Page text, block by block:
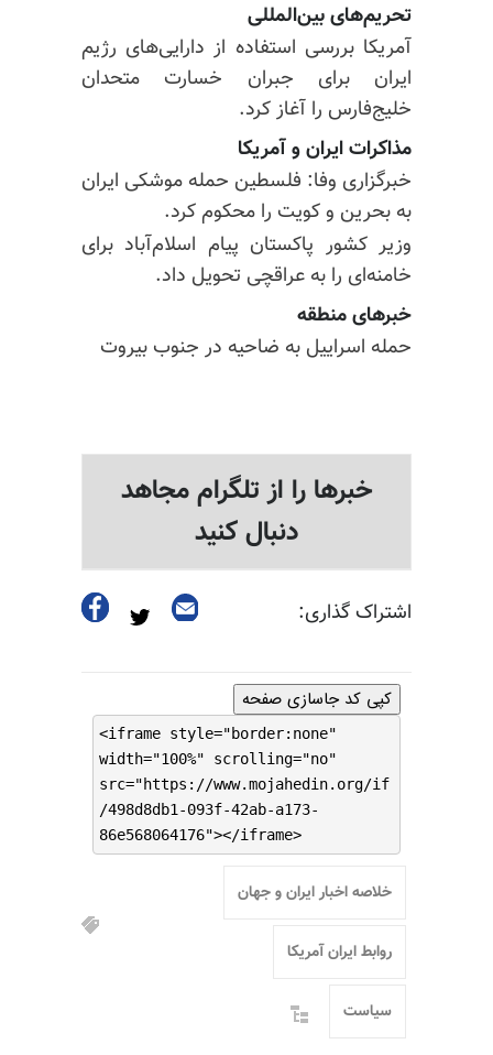
تحریم‌های بین‌المللی
آمریکا بررسی استفاده از دارایی‌های رژیم
ایران برای جبران خسارت متحدان
خلیج‌فارس را آغاز کرد.
مذاکرات ایران و آمریکا
خبرگزاری وفا: فلسطین حمله موشکی ایران
به بحرین و کویت را محکوم کرد.
وزیر کشور پاکستان پیام اسلام‌آباد برای
خامنه‌ای را به عراقچی تحویل داد.
خبرهای منطقه
حمله اسراییل به ضاحیه در جنوب بیروت
خبرها را از تلگرام مجاهد
دنبال کنید
اشتراک گذاری:
کپی کد جاسازی صفحه
<iframe style="border:none"
width="100%" scrolling="no"
src="https://www.mojahedin.org/if
/498d8db1-093f-42ab-a173-
86e568064176"></iframe>
خلاصه اخبار ایران و جهان
روابط ایران آمریکا
سیاست